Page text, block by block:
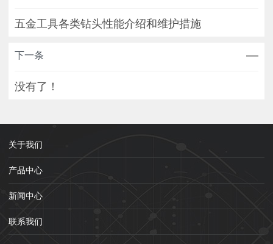
五金工具各类钻头性能介绍和维护措施
下一条
没有了！
关于我们
产品中心
新闻中心
联系我们